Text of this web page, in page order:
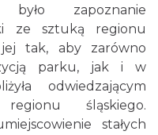
było zapoznanie
ze sztuką regionu
tak, aby zarówno
parku, jak i w
odwiedzającym
śląskiego.
stałych